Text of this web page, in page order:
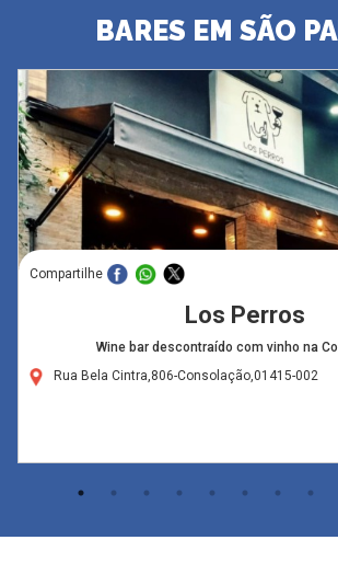
BARES EM SÃO
Compartilhe
Los Perros
Wine bar descontraído com vinho na
Rua Bela Cintra,806-Consolação,01415-002